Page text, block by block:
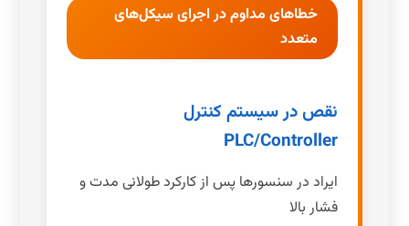
خطاهای مداوم در اجرای سیکل‌های
متعدد
نقص در سیستم کنترل
PLC/Controller
ایراد در سنسورها پس از کارکرد طولانی مدت و
فشار بالا